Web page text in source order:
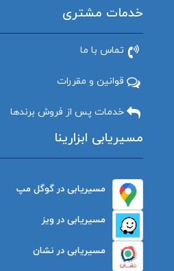
خدمات مشتری
تماس با ما
قوانین و مقررات
خدمات پس از فروش برندها
مسیریابی ابزارینا
مسیریابی در گوگل مپ
مسیریابی در ویز
مسیریابی در نشان